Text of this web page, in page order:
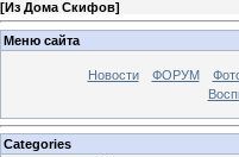
[Из Дома Скифов]
Меню сайта
Новости ФОРУМ
Categories